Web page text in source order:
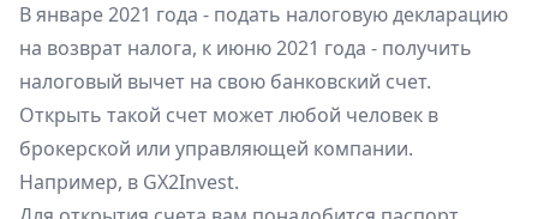
В январе 2021 года - подать налоговую декларацию
на возврат налога, к июню 2021 года - получить
налоговый вычет на свою банковский счет.
Открыть такой счет может любой человек в
брокерской или управляющей компании.
Например, в GX2Invest.